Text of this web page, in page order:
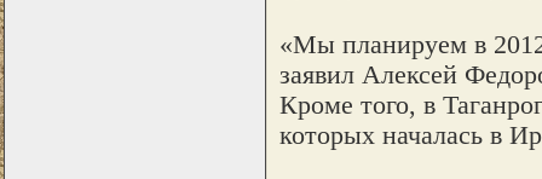
«Мы планируем в
заявил Алексей
Кроме того, в
которых началась в